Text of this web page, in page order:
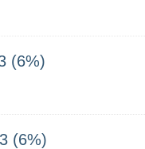
(6%)
(6%)